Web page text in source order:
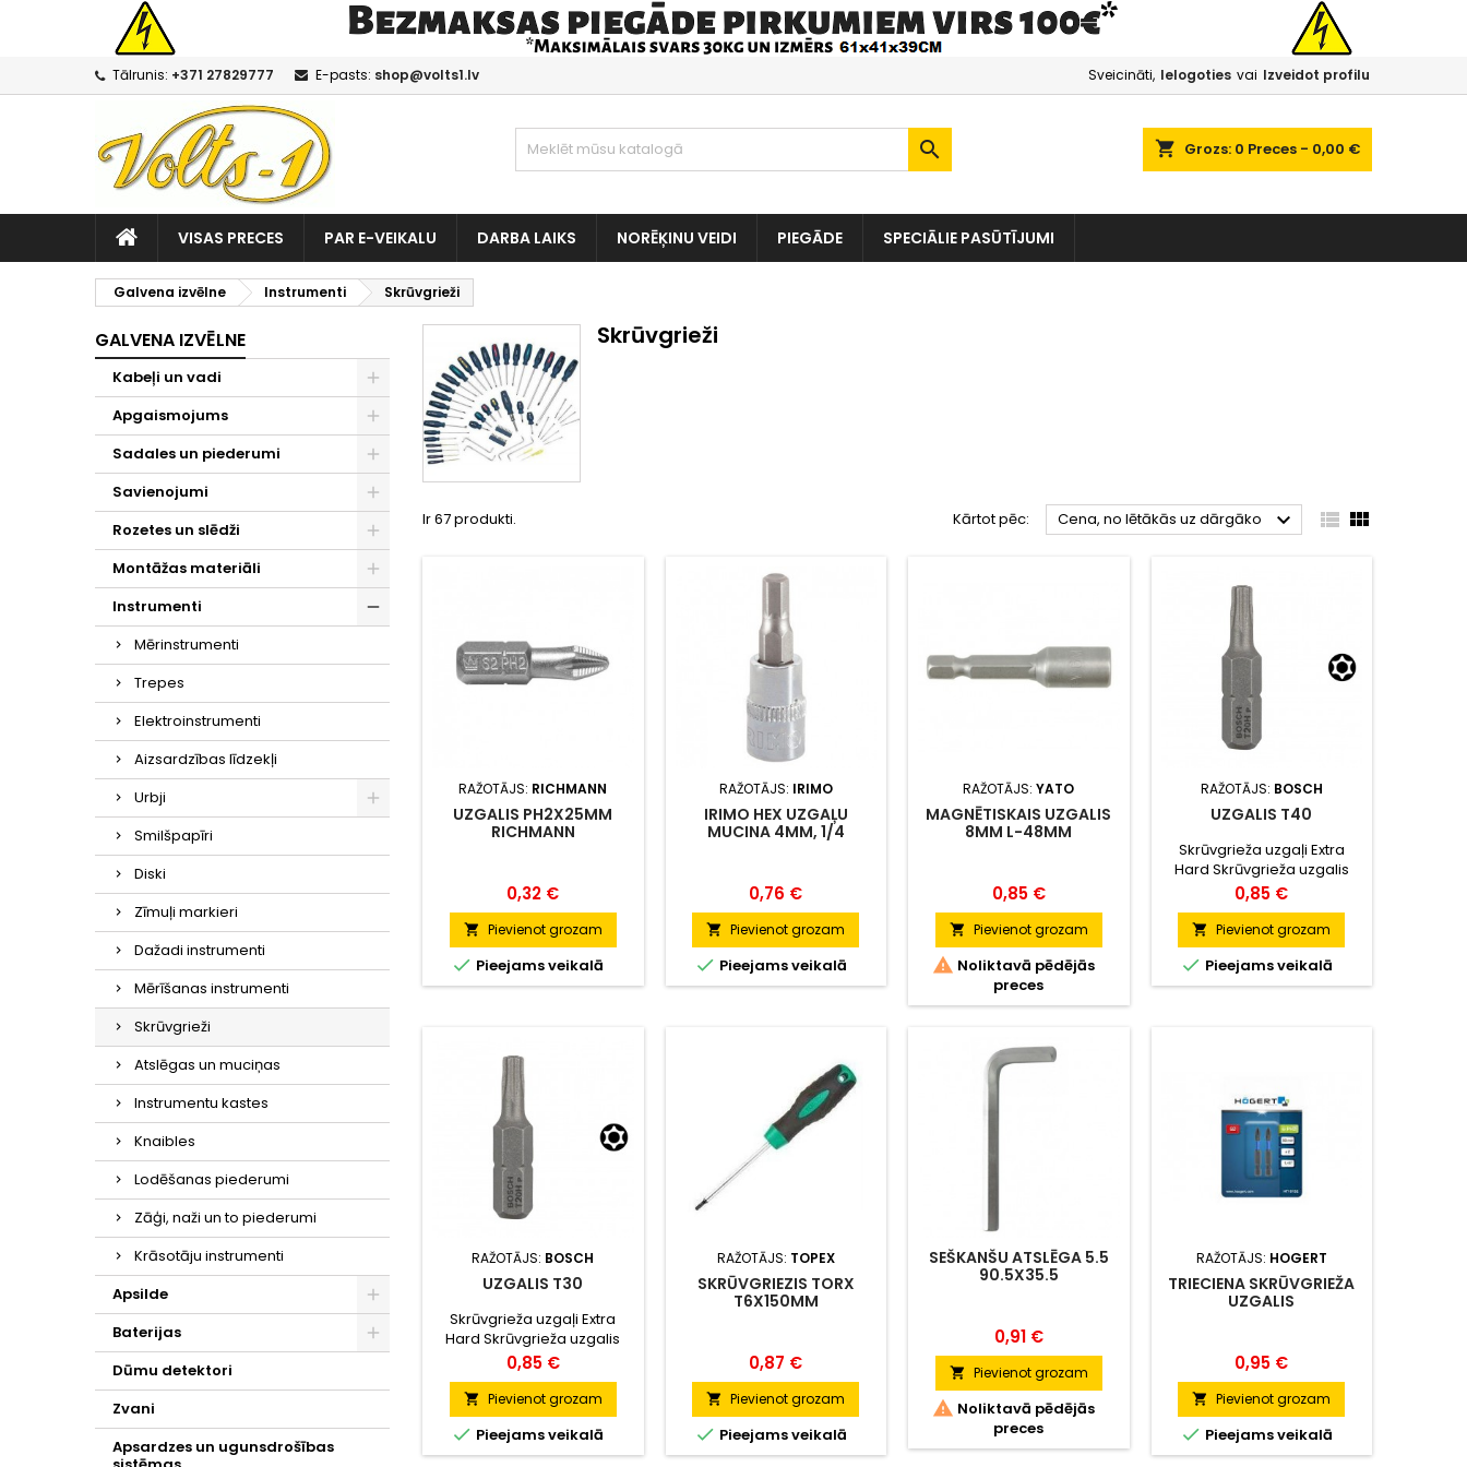
Tālrunis: +371 27829777 E-pasts: shop@volts1.lv Sveicināti, Ielogoties vai Izveidot profilu
shopping_cart Grozs: 0 Preces - 0,00 €

VISAS PRECES PAR E-VEIKALU DARBA LAIKS NORĒĶINU VEIDI PIEGĀDE SPECIĀLIE PASŪTĪJUMI
Galvena izvēlne Instrumenti Skrūvgrieži
GALVENA IZVĒLNE
Kabeļi un vadi
Apgaismojums
Sadales un piederumi
Savienojumi
Rozetes un slēdži
Montāžas materiāli
Instrumenti
Mērinstrumenti
Trepes
Elektroinstrumenti
Aizsardzības līdzekļi
Urbji
Smilšpapīri
Diski
Zīmuļi markieri
Dažadi instrumenti
Mērīšanas instrumenti
Skrūvgrieži
Atslēgas un muciņas
Instrumentu kastes
Knaibles
Lodēšanas piederumi
Zāģi, naži un to piederumi
Krāsotāju instrumenti
Apsilde
Baterijas
Dūmu detektori
Zvani
Apsardzes un ugunsdrošības
Skrūvgrieži
Ir 67 produkti. Kārtot pēc: Cena, no lētākās uz dārgāko   
RAŽOTĀJS: RICHMANN
UZGALIS PH2X25MM
RICHMANN
Cena
0,32 €
 Pievienot grozam
 Pieejams veikalā
RAŽOTĀJS: IRIMO
IRIMO HEX UZGAĻU
MUCINA 4MM, 1/4
Cena
0,76 €
 Pievienot grozam
 Pieejams veikalā
RAŽOTĀJS:YATO
MAGNĒTISKAIS UZGALIS
8MM L-48MM
Cena
0,85 €
 Pievienot grozam
 Noliktavā pēdējās
preces
RAŽOTĀJS: BOSCH
UZGALIS T40
Skrūvgrieža uzgaļi Extra
Hard Skrūvgrieža uzgalis
Extra Hard ir labi piemērots
vispārīgam pielietojumam
S2 tērauds un optimizētais
termiskās apstrādes
process īpaši kvalitatīvai
cietībai un atbilstošai
Cena
0,85 €
 Pievienot grozam
 Pieejams veikalā
RAŽOTĀJS: BOSCH
UZGALIS T30
Skrūvgrieža uzgaļi Extra
Hard Skrūvgrieža uzgalis
Extra Hard ir labi piemērots
vispārīgam pielietojumam
S2 tērauds un optimizētais
termiskās apstrādes
process īpaši kvalitatīvai
cietībai un atbilstošai
Cena
0,85 €
 Pievienot grozam
 Pieejams veikalā
RAŽOTĀJS: TOPEX
SKRŪVGRIEZIS TORX
T6X150MM
Cena
0,87 €
 Pievienot grozam
 Pieejams veikalā
SEŠKANŠU ATSLĒGA 5.5
90.5X35.5
Cena
0,91 €
 Pievienot grozam
 Noliktavā pēdējās
preces
RAŽOTĀJS: HOGERT
TRIECIENA SKRŪVGRIEŽA
UZGALIS
Cena
0,95 €
 Pievienot grozam
 Pieejams veikalā